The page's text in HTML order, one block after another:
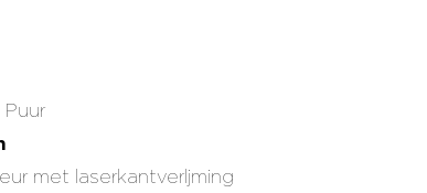
Puur
met laserkantverljming